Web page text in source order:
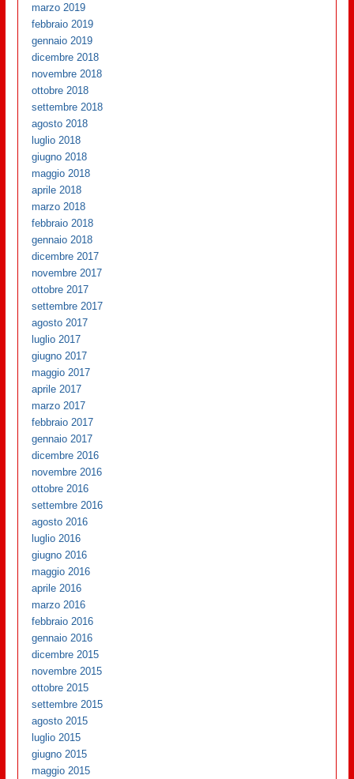
marzo 2019
febbraio 2019
gennaio 2019
dicembre 2018
novembre 2018
ottobre 2018
settembre 2018
agosto 2018
luglio 2018
giugno 2018
maggio 2018
aprile 2018
marzo 2018
febbraio 2018
gennaio 2018
dicembre 2017
novembre 2017
ottobre 2017
settembre 2017
agosto 2017
luglio 2017
giugno 2017
maggio 2017
aprile 2017
marzo 2017
febbraio 2017
gennaio 2017
dicembre 2016
novembre 2016
ottobre 2016
settembre 2016
agosto 2016
luglio 2016
giugno 2016
maggio 2016
aprile 2016
marzo 2016
febbraio 2016
gennaio 2016
dicembre 2015
novembre 2015
ottobre 2015
settembre 2015
agosto 2015
luglio 2015
giugno 2015
maggio 2015